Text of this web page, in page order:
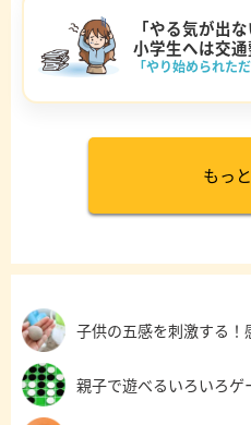
「やる気が出
小学生へは交
「やり始められた
もっ
子供の五感を刺激する！
親子で遊べるいろいろゲ